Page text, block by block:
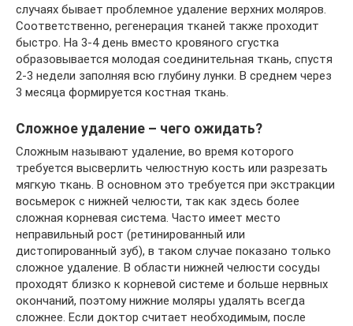
случаях бывает проблемное удаление верхних моляров.
Соответственно, регенерация тканей также проходит
быстро. На 3-4 день вместо кровяного сгустка
образовывается молодая соединительная ткань, спустя
2-3 недели заполняя всю глубину лунки. В среднем через
3 месяца формируется костная ткань.
Сложное удаление – чего ожидать?
Сложным называют удаление, во время которого
требуется высверлить челюстную кость или разрезать
мягкую ткань. В основном это требуется при экстракции
восьмерок с нижней челюсти, так как здесь более
сложная корневая система. Часто имеет место
неправильный рост (ретинированный или
дистопированный зуб), в таком случае показано только
сложное удаление. В области нижней челюсти сосуды
проходят близко к корневой системе и больше нервных
окончаний, поэтому нижние моляры удалять всегда
сложнее. Если доктор считает необходимым, после